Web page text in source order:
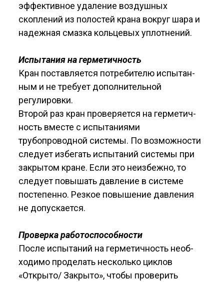
эффективное удаление воздушных
скоплений из полостей крана вокруг шара и
надежная смазка кольцевых уплотнений.
Испытания на герметичность
Кран поставляется потребителю испытан­
ным и не требует дополнительной
регулировки.
Второй раз кран проверяется на герметич­
ность вместе с испытаниями
трубопроводной системы. По возможности
следует избегать испытаний системы при
закрытом кране. Если это неизбежно, то
следует повышать давление в системе
постепенно. Резкое повышение давле­ния
не допускается.
Проверка работоспособности
После испытаний на герметичность необ­
ходимо проделать несколько циклов
«Открыто/ Закрыто», чтобы проверить